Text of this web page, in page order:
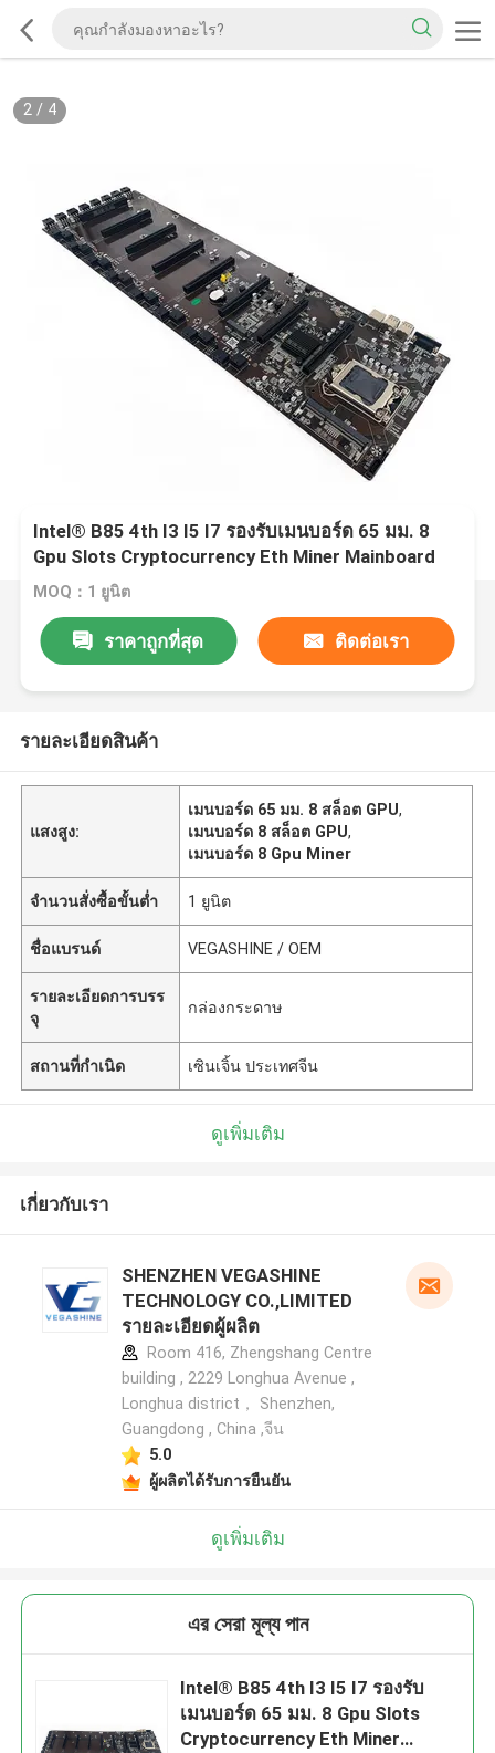
2/ 4
Intel® B85 4th I3 I5 I7 รองรับเมนบอร์ด 65 มม. 8
Gpu Slots Cryptocurrency Eth Miner Mainboard
MOQ：1 ยูนิต
ราคาถูกที่สุด ติดต่อเรา
รายละเอียดสินค้า
แสงสูง:
เมนบอร์ด 65 มม. 8 สล็อต GPU,
เมนบอร์ด 8 สล็อต GPU,
เมนบอร์ด 8 Gpu Miner
จำนวนสั่งซื้อขั้นต่ำ 1 ยูนิต
ชื่อแบรนด์ VEGASHINE / OEM
รายละเอียดการบรร
จุ
กล่องกระดาษ
สถานที่กำเนิด เซินเจิ้น ประเทศจีน
ดูเพิ่มเติม
เกี่ยวกับเรา
SHENZHEN VEGASHINE
TECHNOLOGY CO.,LIMITED
รายละเอียดผู้ผลิต
Room 416, Zhengshang Centre
building , 2229 Longhua Avenue ,
Longhua district， Shenzhen,
Guangdong , China ,จีน
5.0
ผู้ผลิตได้รับการยืนยัน
ดูเพิ่มเติม
এর সেরা মূল্য পান
Intel® B85 4th I3 I5 I7 รองรับ
เมนบอร์ด 65 มม. 8 Gpu Slots
Cryptocurrency Eth Miner